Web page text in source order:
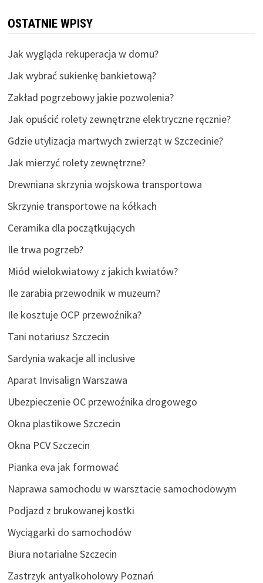
OSTATNIE WPISY
Jak wygląda rekuperacja w domu?
Jak wybrać sukienkę bankietową?
Zakład pogrzebowy jakie pozwolenia?
Jak opuścić rolety zewnętrzne elektryczne ręcznie?
Gdzie utylizacja martwych zwierząt w Szczecinie?
Jak mierzyć rolety zewnętrzne?
Drewniana skrzynia wojskowa transportowa
Skrzynie transportowe na kółkach
Ceramika dla początkujących
Ile trwa pogrzeb?
Miód wielokwiatowy z jakich kwiatów?
Ile zarabia przewodnik w muzeum?
Ile kosztuje OCP przewoźnika?
Tani notariusz Szczecin
Sardynia wakacje all inclusive
Aparat Invisalign Warszawa
Ubezpieczenie OC przewoźnika drogowego
Okna plastikowe Szczecin
Okna PCV Szczecin
Pianka eva jak formować
Naprawa samochodu w warsztacie samochodowym
Podjazd z brukowanej kostki
Wyciągarki do samochodów
Biura notarialne Szczecin
Zastrzyk antyalkoholowy Poznań